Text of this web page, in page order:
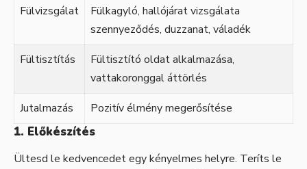
Fülvizsgálat
Fülkagyló, hallójárat vizsgálata
szennyeződés, duzzanat, váladék
Fültisztítás
Fültisztító oldat alkalmazása,
vattakoronggal áttörlés
Jutalmazás
Pozitív élmény megerősítése
1. Előkészítés
Ültesd le kedvencedet egy kényelmes helyre. Teríts le